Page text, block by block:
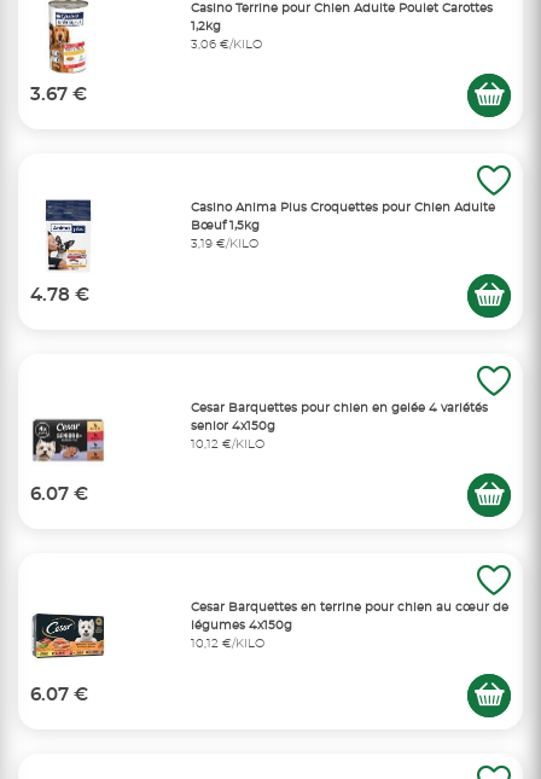
Casino Terrine pour Chien Adulte Poulet Carottes
1,2kg
3,06 €/KILO
3.67 €
Casino Anima Plus Croquettes pour Chien Adulte
Bœuf 1,5kg
3,19 €/KILO
4.78 €
Cesar Barquettes pour chien en gelée 4 variétés
senior 4x150g
10,12 €/KILO
6.07 €
Cesar Barquettes en terrine pour chien au cœur de
légumes 4x150g
10,12 €/KILO
6.07 €